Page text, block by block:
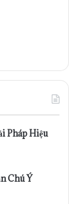
Pháp Hiệu
Chú Ý